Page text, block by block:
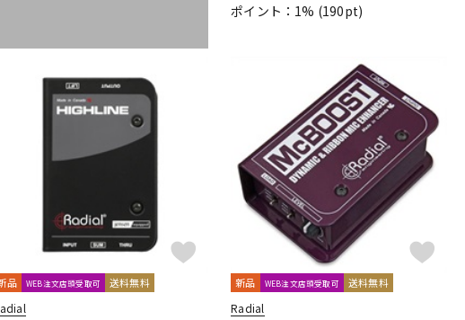
ポイント：1% (190pt)
品 WEB注文店頭受取可 送料無料 新品 WEB注文店頭受取可 送料無料
Radial